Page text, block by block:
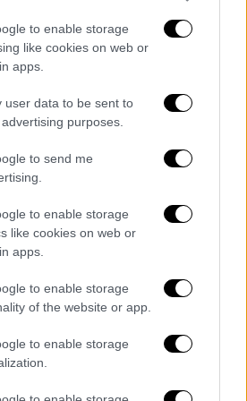
to enable storage
like cookies on web or
apps.
user data to be sent to
purposes.
to send me
to enable storage
like cookies on web or
apps.
to enable storage
of the website or app.
to enable storage
Εκείνη την
με τα μπουρδέλα. Εγώ
φίλους μου. Τους
μια βαθιά εκτίμηση,
γι αυτές. Όχι μόνο γι
γυναίκες», πρόσθεσε,
σύμφωνα με τη
σχηματιστεί σε βάρος
να βίασε μία
2008, πράξη που έγινε δύο
αποπειράθηκε να βιάσει
, το 2010 και το 2014.
οι πράξεις